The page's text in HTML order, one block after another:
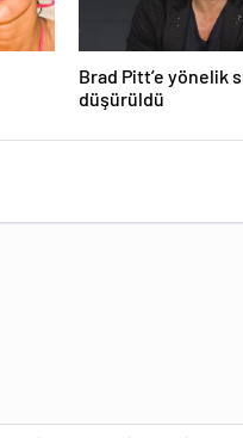
Brad Pitt’e yönelik
düşürüldü